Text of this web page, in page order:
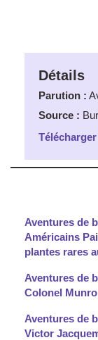
Détails
Parution :
Source :
Aventures de
Américains
plantes rares
Aventures de
Colonel
Aventures de
Victor